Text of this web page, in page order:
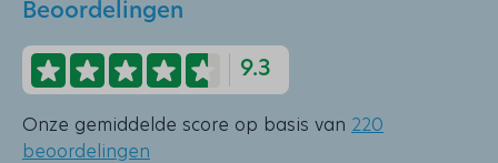
Beoordelingen
9.3
Onze gemiddelde score op basis van 220
beoordelingen